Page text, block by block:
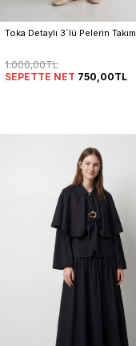
Toka Detaylı 3`lü Pelerin Takım
1.000,00TL
SEPETTE NET 750,00TL